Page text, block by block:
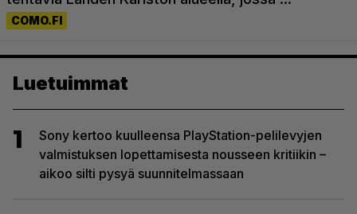
Luetuimmat
1
Sony kertoo kuulleensa PlayStation-pelilevyjen
valmistuksen lopettamisesta nousseen kritiikin –
aikoo silti pysyä suunnitelmassaan